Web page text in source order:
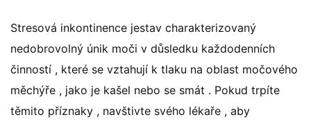
Stresová inkontinence jestav charakterizovaný
nedobrovolný únik moči v důsledku každodenních
činností , které se vztahují k tlaku na oblast močového
měchýře , jako je kašel nebo se smát . Pokud trpíte
těmito příznaky , navštivte svého lékaře , aby